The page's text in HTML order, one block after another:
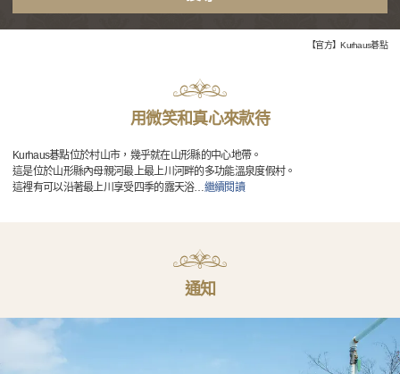
【官方】Kurhaus碁點
用微笑和真心來款待
Kurhaus碁點位於村山市，幾乎就在山形縣的中心地帶。
這是位於山形縣內母親河最上最上川河畔的多功能溫泉度假村。
這裡有可以沿著最上川享受四季的露天浴…繼續閱讀
通知